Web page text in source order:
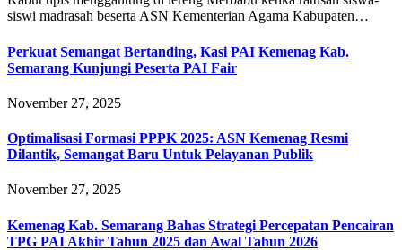
siswi madrasah beserta ASN Kementerian Agama Kabupaten…
Perkuat Semangat Bertanding, Kasi PAI Kemenag Kab.
Semarang Kunjungi Peserta PAI Fair
November 27, 2025
Optimalisasi Formasi PPPK 2025: ASN Kemenag Resmi
Dilantik, Semangat Baru Untuk Pelayanan Publik
November 27, 2025
Kemenag Kab. Semarang Bahas Strategi Percepatan Pencairan
TPG PAI Akhir Tahun 2025 dan Awal Tahun 2026